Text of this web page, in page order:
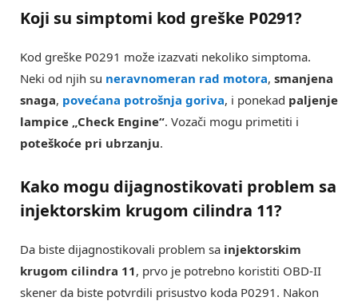
Koji su simptomi kod greške P0291?
Kod greške P0291 može izazvati nekoliko simptoma.
Neki od njih su neravnomeran rad motora, smanjena
snaga, povećana potrošnja goriva, i ponekad paljenje
lampice „Check Engine“. Vozači mogu primetiti i
poteškoće pri ubrzanju.
Kako mogu dijagnostikovati problem sa
injektorskim krugom cilindra 11?
Da biste dijagnostikovali problem sa injektorskim
krugom cilindra 11, prvo je potrebno koristiti OBD-II
skener da biste potvrdili prisustvo koda P0291. Nakon